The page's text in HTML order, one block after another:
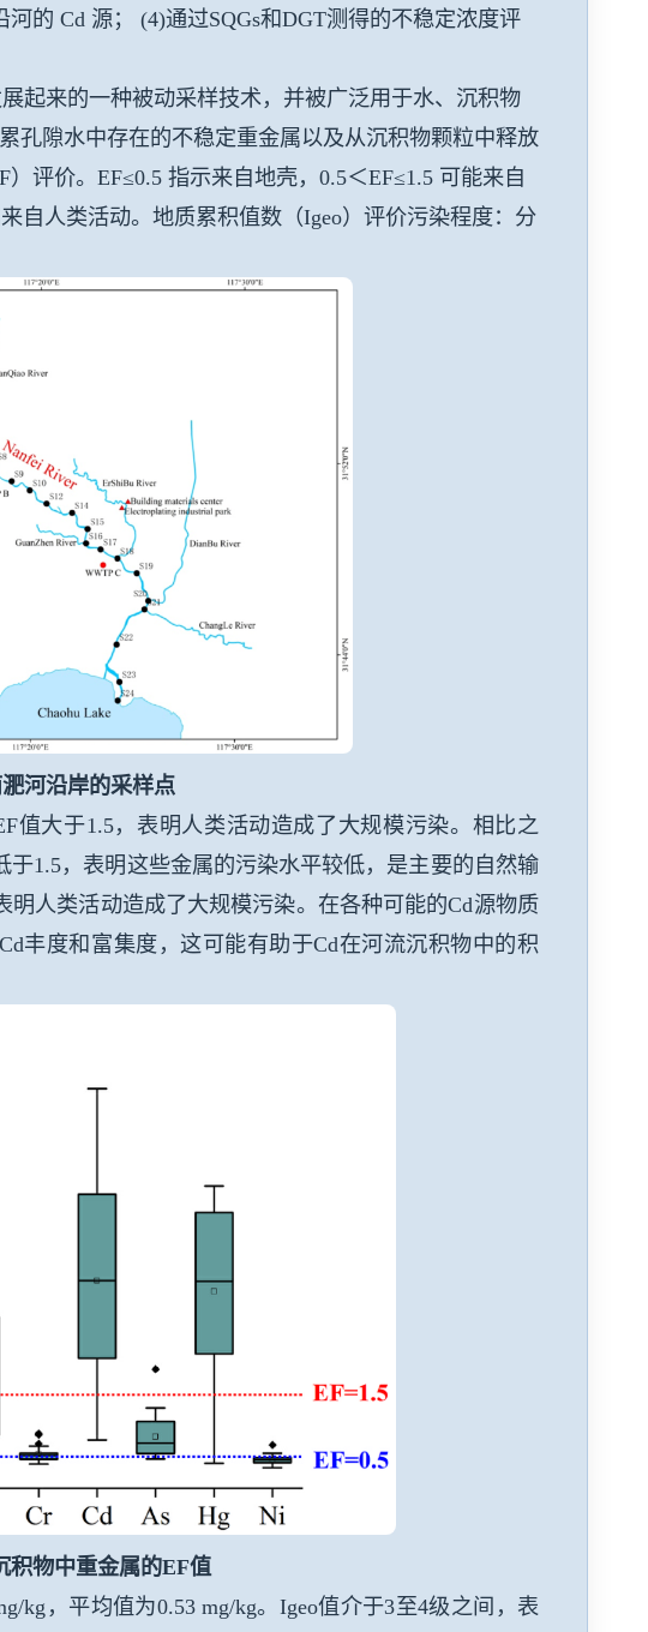
河的 Cd 源； (4)通过SQGs和DGT测得的不稳定浓度评
来的一种被动采样技术，并被广泛用于水、沉积物
孔隙水中存在的不稳定重金属以及从沉积物颗粒中释放
评价。EF≤0.5 指示来自地壳，0.5＜EF≤1.5 可能来自
自人类活动。地质累积值数（Igeo）评价污染程度：分
河沿岸的采样点
值大于1.5，表明人类活动造成了大规模污染。相比之
于1.5，表明这些金属的污染水平较低，是主要的自然输
明人类活动造成了大规模污染。在各种可能的Cd源物质
Cd丰度和富集度，这可能有助于Cd在河流沉积物中的积
积物中重金属的EF值
kg ，平均值为0.53 mg/kg。 Igeo值介于3至4级之间，表